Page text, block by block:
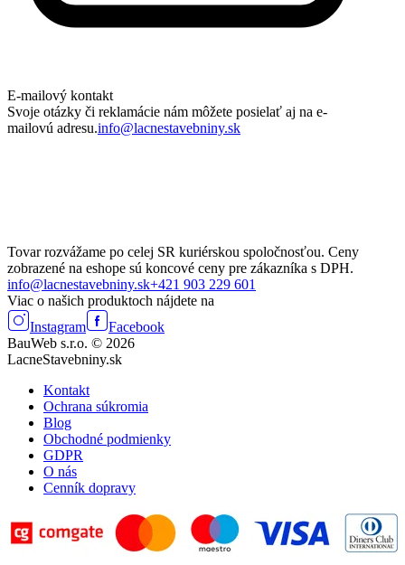
E-mailový kontakt
Svoje otázky či reklamácie nám môžete posielať aj na e-
mailovú adresu.info@lacnestavebniny.sk
Tovar rozvážame po celej SR kuriérskou spoločnosťou. Ceny
zobrazené na eshope sú koncové ceny pre zákazníka s DPH.
info@lacnestavebniny.sk+421 903 229 601
Viac o našich produktoch nájdete na
Instagram
Facebook
BauWeb s.r.o. © 2026
LacneStavebniny.sk
Kontakt
Ochrana súkromia
Blog
Obchodné podmienky
GDPR
O nás
Cenník dopravy